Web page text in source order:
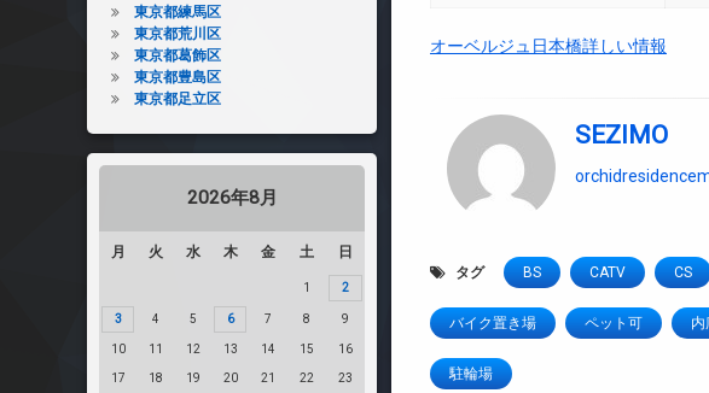
オーベルジュ日本橋詳しい情報
SEZIMO
タグ BS CATV CS
バイク置き場 ペット可 内
駐輪場
東京都練馬区
東京都荒川区
東京都葛飾区
東京都豊島区
東京都足立区
2026年8月
月 火 水 木 金 土 日
1 2
3 4 5 6 7 8 9
10 11 12 13 14 15 16
17 18 19 20 21 22 23